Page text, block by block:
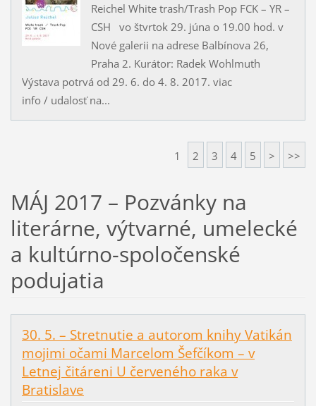
Reichel White trash/Trash Pop FCK – YR –
CSH vo štvrtok 29. júna o 19.00 hod. v
Nové galerii na adrese Balbínova 26,
Praha 2. Kurátor: Radek Wohlmuth
Výstava potrvá od 29. 6. do 4. 8. 2017. viac
info / udalosť na...
1 2 3 4 5 > >>
MÁJ 2017 – Pozvánky na
literárne, výtvarné, umelecké
a kultúrno-spoločenské
podujatia
30. 5. – Stretnutie a autorom knihy Vatikán
mojimi očami Marcelom Šefčíkom – v
Letnej čitáreni U červeného raka v
Bratislave